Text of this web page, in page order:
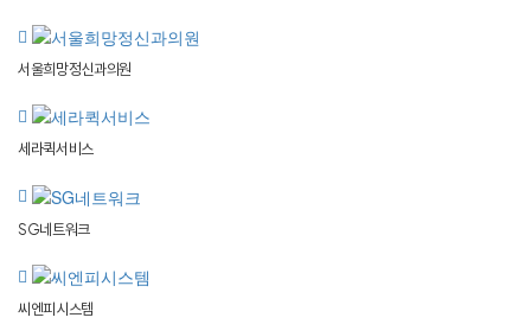
서울희망정신과의원
세라퀵서비스
SG네트워크
씨엔피시스템